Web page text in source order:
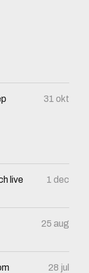
31 okt
live
1 dec
25 aug
28 jul